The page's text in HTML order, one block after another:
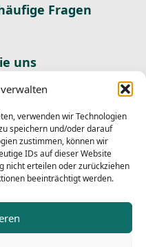
verwenden wir Technologien
speichern und/oder darauf
zustimmen, können wir
IDs auf dieser Website
nicht erteilen oder zurückziehen
beeinträchtigt werden.
Fragen
uns
Abonnieren
gelesen und stimme
zum Versand des
Abmelden